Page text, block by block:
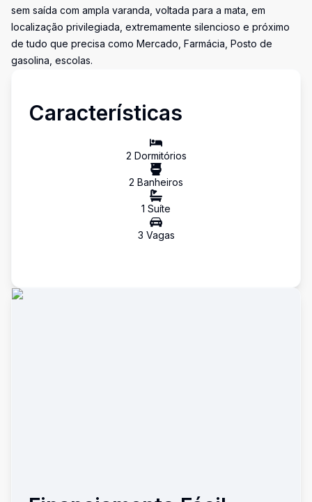
sem saída com ampla varanda, voltada para a mata, em
localização privilegiada, extremamente silencioso e próximo
de tudo que precisa como Mercado, Farmácia, Posto de
gasolina, escolas.
Características
2 Dormitórios
2 Banheiros
1 Suíte
3 Vagas